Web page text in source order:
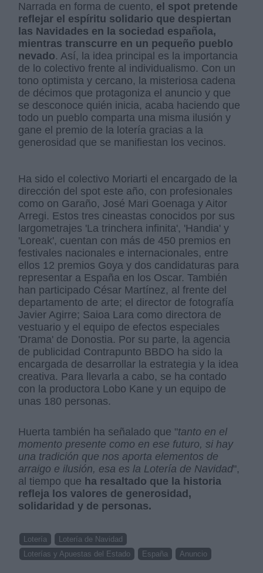
Narrada en forma de cuento, el spot pretende
reflejar el espíritu solidario que despiertan
las Navidades en la sociedad española,
mientras transcurre en un pequeño pueblo
nevado. Así, la idea principal es la importancia
de lo colectivo frente al individualismo. Con un
tono optimista y cercano, la misteriosa cadena
de décimos que protagoniza el anuncio y que
se desconoce quién inicia, acaba haciendo que
todo un pueblo comparta una misma ilusión y
gane el premio de la lotería gracias a la
generosidad que se manifiestan los vecinos.
Ha sido el colectivo Moriarti el encargado de la
dirección del spot este año, con profesionales
como on Garaño, José Mari Goenaga y Aitor
Arregi. Estos tres cineastas conocidos por sus
largometrajes 'La trinchera infinita', 'Handia' y
'Loreak', cuentan con más de 450 premios en
festivales nacionales e internacionales, entre
ellos 12 premios Goya y dos candidaturas para
representar a España en los Oscar. También
han participado César Martínez, al frente del
departamento de arte; el director de fotografía
Javier Agirre; Saioa Lara como directora de
vestuario y el equipo de efectos especiales
'Drama' de Donostia. Por su parte, la agencia
de publicidad Contrapunto BBDO ha sido la
encargada de desarrollar la estrategia y la idea
creativa. Para llevarla a cabo, se ha contado
con la productora Lobo Kane y un equipo de
unas 180 personas.
Huerta también ha señalado que "tanto en el
momento presente como en ese futuro, si hay
una tradición que nos aporta elementos de
arraigo e ilusión, esa es la Lotería de Navidad",
al tiempo que ha resaltado que la historia
refleja los valores de generosidad,
solidaridad y de personas.
Lotería
Lotería de Navidad
Loterías y Apuestas del Estado
España Anuncio